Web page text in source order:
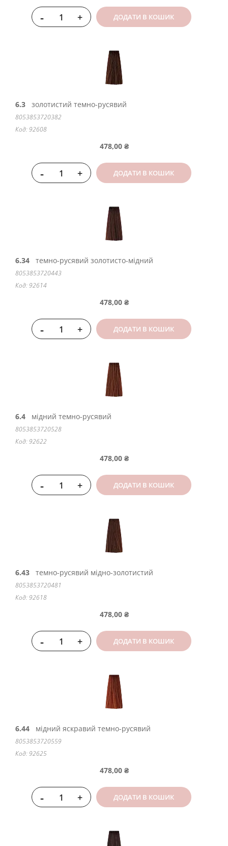
- + ДОДАТИ В КОШИК
6.3 золотистий темно-русявий
8053853720382
Код: 92608
478,00 ₴
- + ДОДАТИ В КОШИК
6.34 темно-русявий золотисто-мідний
8053853720443
Код: 92614
478,00 ₴
- + ДОДАТИ В КОШИК
6.4 мідний темно-русявий
8053853720528
Код: 92622
478,00 ₴
- + ДОДАТИ В КОШИК
6.43 темно-русявий мідно-золотистий
8053853720481
Код: 92618
478,00 ₴
- + ДОДАТИ В КОШИК
6.44 мідний яскравий темно-русявий
8053853720559
Код: 92625
478,00 ₴
- + ДОДАТИ В КОШИК